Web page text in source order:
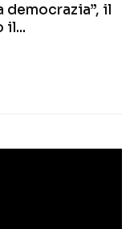
democrazia”, il
il...